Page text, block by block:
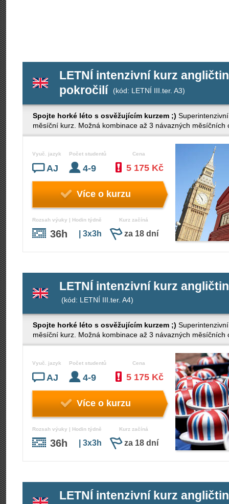
LETNÍ intenzivní kurz
pokročilí
(kód: LETNÍ III.ter. A3)
Spojte horké léto s osvěžujícím kurzem ;)
měsíční kurz. Možná kombinace až 3 návazných
Vyuč. jazyk
AJ
Počet studentů
4-9
Cena
5 175 Kč
Více o kurzu
Rozsah výuky | Hodin týdně
36h | 3x3h
Kurz začíná
za 18 dní
LETNÍ intenzivní kurz
(kód: LETNÍ III.ter. A4)
Spojte horké léto s osvěžujícím kurzem ;)
měsíční kurz. Možná kombinace až 3 návazných
Vyuč. jazyk
AJ
Počet studentů
4-9
Cena
5 175 Kč
Více o kurzu
Rozsah výuky | Hodin týdně
36h | 3x3h
Kurz začíná
za 18 dní
LETNÍ intenzivní kurz